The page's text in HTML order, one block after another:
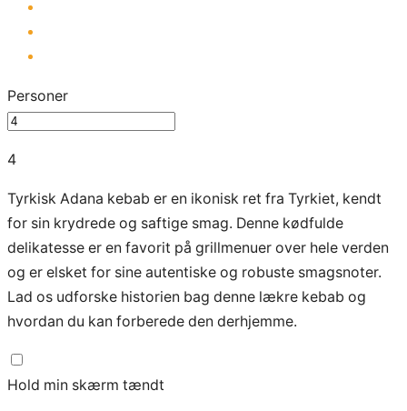
Personer
4
Tyrkisk Adana kebab er en ikonisk ret fra Tyrkiet, kendt
for sin krydrede og saftige smag. Denne kødfulde
delikatesse er en favorit på grillmenuer over hele verden
og er elsket for sine autentiske og robuste smagsnoter.
Lad os udforske historien bag denne lækre kebab og
hvordan du kan forberede den derhjemme.
Hold min skærm tændt